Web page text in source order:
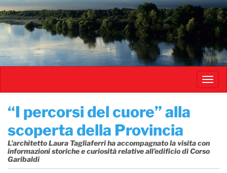
Salta
al
contenuto
principale
​“I percorsi del cuore” alla
scoperta della Provincia
L’architetto Laura Tagliaferri ha accompagnato la visita con
informazioni storiche e curiosità relative all’edificio di Corso
Garibaldi